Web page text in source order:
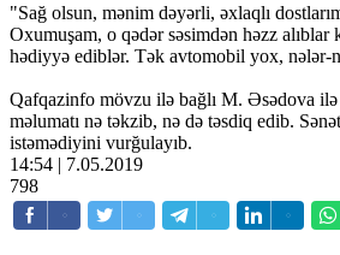
"Sağ olsun, mənim dəyərli, əxlaqlı
Oxumuşam, o qədər səsimdən həzz alıblar
hədiyyə ediblər. Tək avtomobil yox, nələr-
Qafqazinfo mövzu ilə bağlı M. Əsədova ilə
məlumatı nə təkzib, nə də təsdiq edib.
istəmədiyini vurğulayıb.
14:54 | 7.05.2019
798